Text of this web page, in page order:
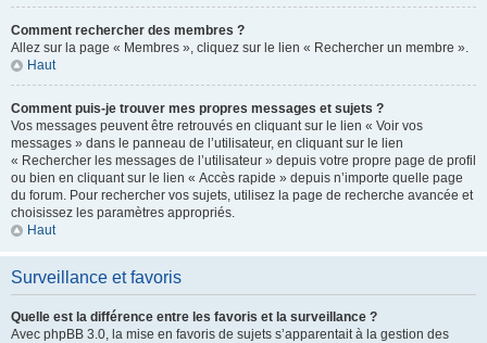
Comment rechercher des membres ?
Allez sur la page « Membres », cliquez sur le lien « Rechercher un membre ».
Haut
Comment puis-je trouver mes propres messages et sujets ?
Vos messages peuvent être retrouvés en cliquant sur le lien « Voir vos
messages » dans le panneau de l’utilisateur, en cliquant sur le lien
« Rechercher les messages de l’utilisateur » depuis votre propre page de profil
ou bien en cliquant sur le lien « Accès rapide » depuis n’importe quelle page
du forum. Pour rechercher vos sujets, utilisez la page de recherche avancée et
choisissez les paramètres appropriés.
Haut
Surveillance et favoris
Quelle est la différence entre les favoris et la surveillance ?
Avec phpBB 3.0, la mise en favoris de sujets s’apparentait à la gestion des